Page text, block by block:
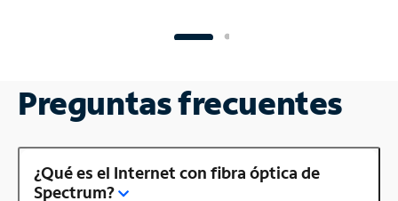
Preguntas frecuentes
¿Qué es el Internet con fibra óptica de
Spectrum?